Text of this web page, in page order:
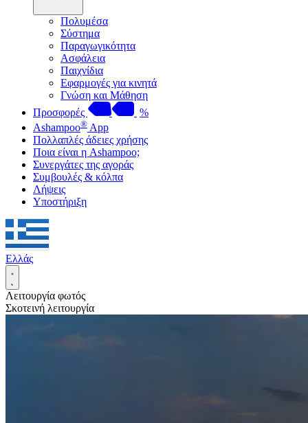
Πολυμέσα
Σύστημα
Παραγωγικότητα
Ασφάλεια
Παιχνίδια
Εφαρμογές για κινητά
Γνώση και Μάθηση
Προσφορές
%
Ashampoo® App
Πολλαπλές άδειες χρήσης
Ποια είναι η Ashampoo;
Συνεργάτες της αγοράς
Συμβουλές & κόλπα
Λήψεις
Υποστήριξη
Ελλάς
Λειτουργία φωτός
Σκοτεινή λειτουργία